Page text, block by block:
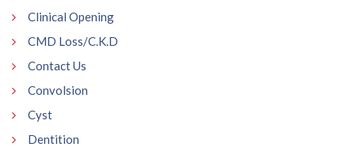
Clinical Opening
CMD Loss/C.K.D
Contact Us
Convolsion
Cyst
Dentition